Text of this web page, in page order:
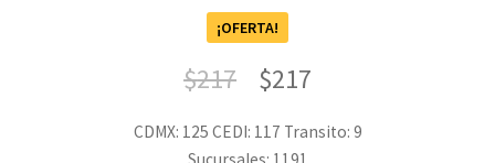
¡OFERTA!
$217 $217
CDMX: 125 CEDI: 117 Transito: 9
Sucursales: 1191